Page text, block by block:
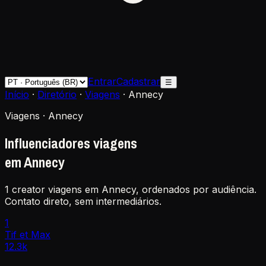
EntrarCadastrar ☰
Início · Diretório · Viagens · Annecy
Viagens · Annecy
Influenciadores viagens
em Annecy
1 creator viagens em Annecy, ordenados por audiência.
Contato direto, sem intermediários.
1
Tif et Max
12.3k